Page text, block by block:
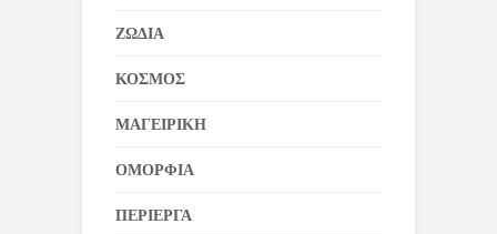
ΖΩΔΙΑ
ΚΟΣΜΟΣ
ΜΑΓΕΙΡΙΚΗ
ΟΜΟΡΦΙΑ
ΠΕΡΙΕΡΓΑ